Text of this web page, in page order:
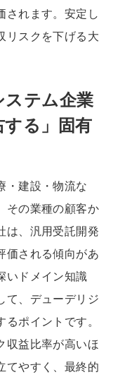
されます。安定し
リスクを下げる大
ステム企業
する」固有
・建設・物流な
その業種の顧客か
は、汎用受託開発
価される傾向があ
いドメイン知識
て、デューデリジ
ポイントです。
収益比率が高いほ
てやすく、最終的